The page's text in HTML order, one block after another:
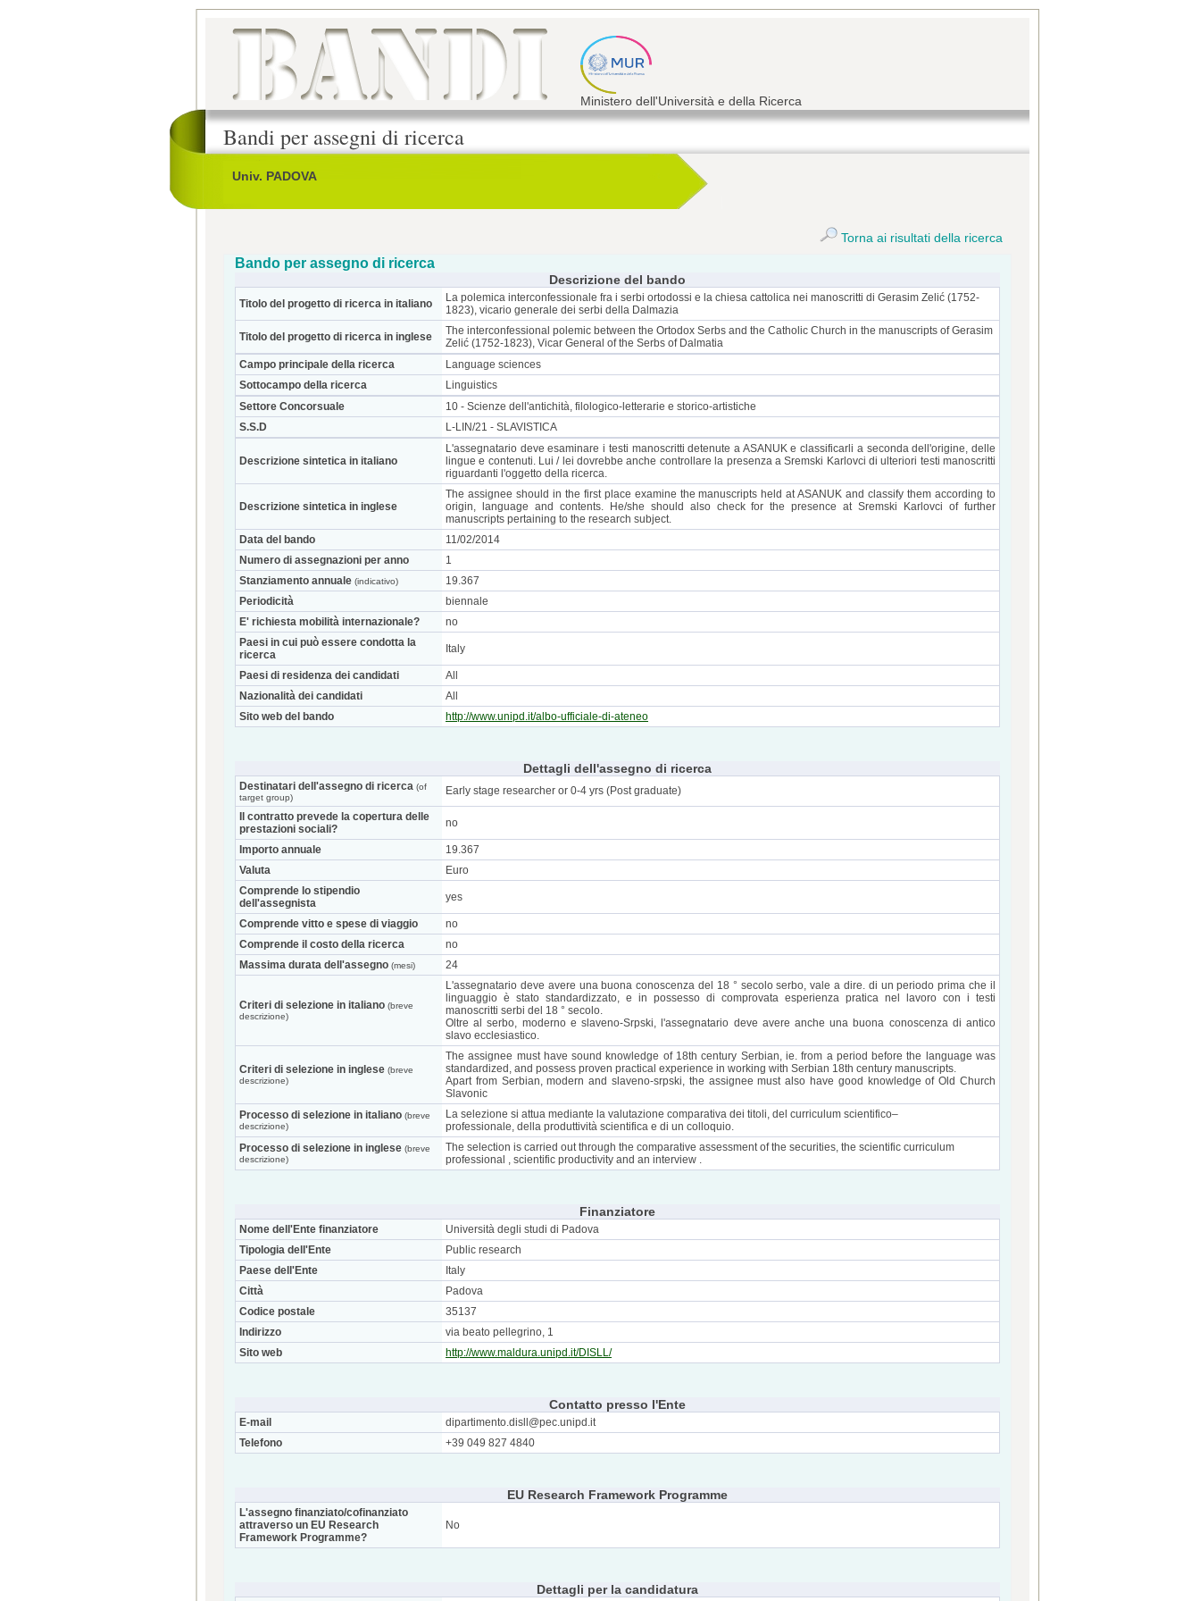
Ministero dell'Università e della Ricerca
Bandi per assegni di ricerca
Univ. PADOVA
Torna ai risultati della ricerca
Bando per assegno di ricerca
Descrizione del bando
Titolo del progetto di ricerca in italiano
La polemica interconfessionale fra i serbi ortodossi e la chiesa cattolica nei manoscritti di Gerasim Zelić (1752-
1823), vicario generale dei serbi della Dalmazia
Titolo del progetto di ricerca in inglese
The interconfessional polemic between the Ortodox Serbs and the Catholic Church in the manuscripts of Gerasim
Zelić (1752-1823), Vicar General of the Serbs of Dalmatia
Campo principale della ricerca
Language sciences
Sottocampo della ricerca
Linguistics
Settore Concorsuale
10 - Scienze dell'antichità, filologico-letterarie e storico-artistiche
S.S.D
L-LIN/21 - SLAVISTICA
Descrizione sintetica in italiano
L'assegnatario deve esaminare i testi manoscritti detenute a ASANUK e classificarli a seconda dell'origine, delle
lingue e contenuti. Lui / lei dovrebbe anche controllare la presenza a Sremski Karlovci di ulteriori testi manoscritti
riguardanti l'oggetto della ricerca.
Descrizione sintetica in inglese
The assignee should in the first place examine the manuscripts held at ASANUK and classify them according to
origin, language and contents. He/she should also check for the presence at Sremski Karlovci of further
manuscripts pertaining to the research subject.
Data del bando
11/02/2014
Numero di assegnazioni per anno
1
Stanziamento annuale (indicativo)
19.367
Periodicità
biennale
E' richiesta mobilità internazionale?
no
Paesi in cui può essere condotta la
ricerca
Italy
Paesi di residenza dei candidati
All
Nazionalità dei candidati
All
Sito web del bando
http://www.unipd.it/albo-ufficiale-di-ateneo
Dettagli dell'assegno di ricerca
Destinatari dell'assegno di ricerca (of
target group)
Early stage researcher or 0-4 yrs (Post graduate)
Il contratto prevede la copertura delle
prestazioni sociali?
no
Importo annuale
19.367
Valuta
Euro
Comprende lo stipendio
dell'assegnista
yes
Comprende vitto e spese di viaggio
no
Comprende il costo della ricerca
no
Massima durata dell'assegno (mesi) 24
Criteri di selezione in italiano (breve
descrizione)
L'assegnatario deve avere una buona conoscenza del 18 ° secolo serbo, vale a dire. di un periodo prima che il
linguaggio è stato standardizzato, e in possesso di comprovata esperienza pratica nel lavoro con i testi
manoscritti serbi del 18 ° secolo.
Oltre al serbo, moderno e slaveno-Srpski, l'assegnatario deve avere anche una buona conoscenza di antico
slavo ecclesiastico.
Criteri di selezione in inglese (breve
descrizione)
The assignee must have sound knowledge of 18th century Serbian, ie. from a period before the language was
standardized, and possess proven practical experience in working with Serbian 18th century manuscripts.
Apart from Serbian, modern and slaveno-srpski, the assignee must also have good knowledge of Old Church
Slavonic
Processo di selezione in italiano (breve
descrizione)
La selezione si attua mediante la valutazione comparativa dei titoli, del curriculum scientifico–
professionale, della produttività scientifica e di un colloquio.
Processo di selezione in inglese (breve
descrizione)
The selection is carried out through the comparative assessment of the securities, the scientific curriculum
professional , scientific productivity and an interview .
Finanziatore
Nome dell'Ente finanziatore
Università degli studi di Padova
Tipologia dell'Ente
Public research
Paese dell'Ente
Italy
Città
Padova
Codice postale
35137
Indirizzo
via beato pellegrino, 1
Sito web
http://www.maldura.unipd.it/DISLL/
Contatto presso l'Ente
E-mail
dipartimento.disll@pec.unipd.it
Telefono
+39 049 827 4840
EU Research Framework Programme
L'assegno finanziato/cofinanziato
attraverso un EU Research
Framework Programme?
No
Dettagli per la candidatura